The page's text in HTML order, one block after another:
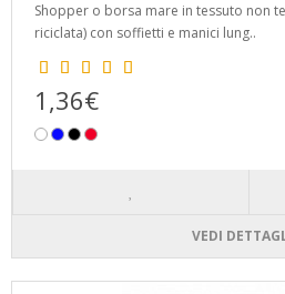
Shopper o borsa mare in tessuto non
riciclata) con soffietti e manici lung..
1,36€
VEDI